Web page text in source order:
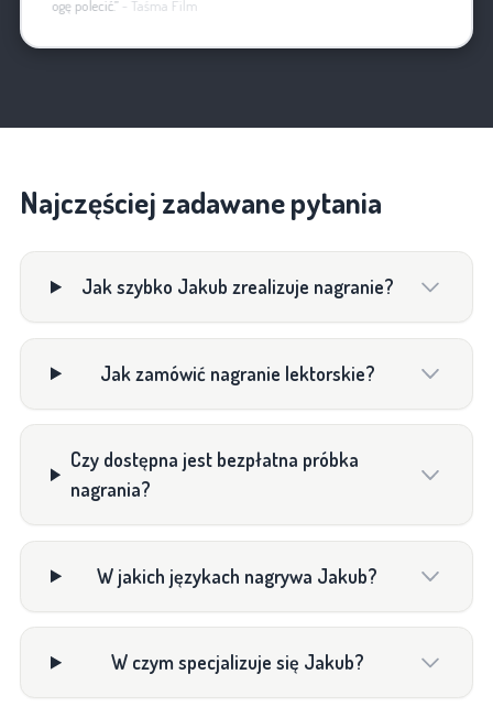
mogę polecić.”- Taśma Film
Najczęściej zadawane pytania
Jak szybko Jakub zrealizuje nagranie?
Jak zamówić nagranie lektorskie?
Czy dostępna jest bezpłatna próbka
nagrania?
W jakich językach nagrywa Jakub?
W czym specjalizuje się Jakub?